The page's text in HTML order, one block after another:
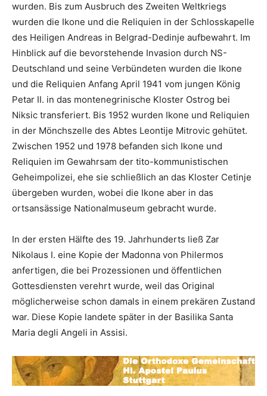
wurden. Bis zum Ausbruch des Zweiten Weltkriegs
wurden die Ikone und die Reliquien in der Schlosskapelle
des Heiligen Andreas in Belgrad-Dedinje aufbewahrt. Im
Hinblick auf die bevorstehende Invasion durch NS-
Deutschland und seine Verbündeten wurden die Ikone
und die Reliquien Anfang April 1941 vom jungen König
Petar II. in das montenegrinische Kloster Ostrog bei
Niksic transferiert. Bis 1952 wurden Ikone und Reliquien
in der Mönchszelle des Abtes Leontije Mitrovic gehütet.
Zwischen 1952 und 1978 befanden sich Ikone und
Reliquien im Gewahrsam der tito-kommunistischen
Geheimpolizei, ehe sie schließlich an das Kloster Cetinje
übergeben wurden, wobei die Ikone aber in das
ortsansässige Nationalmuseum gebracht wurde.
In der ersten Hälfte des 19. Jahrhunderts ließ Zar
Nikolaus I. eine Kopie der Madonna von Philermos
anfertigen, die bei Prozessionen und öffentlichen
Gottesdiensten verehrt wurde, weil das Original
möglicherweise schon damals in einem prekären Zustand
war. Diese Kopie landete später in der Basilika Santa
Maria degli Angeli in Assisi.